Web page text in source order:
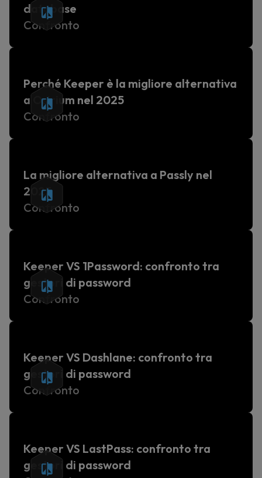
database
Confronto
Perché Keeper è la migliore alternativa
a Osirium nel 2025
Confronto
La migliore alternativa a Passly nel
2025
Confronto
Keeper VS 1Password: confronto tra
gestori di password
Confronto
Keeper VS Dashlane: confronto tra
gestori di password
Confronto
Keeper VS LastPass: confronto tra
gestori di password